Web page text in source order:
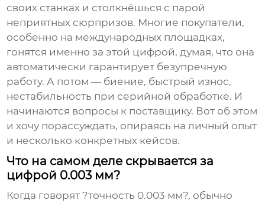
своих станках и столкнёшься с парой
неприятных сюрпризов. Многие покупатели,
особенно на международных площадках,
гонятся именно за этой цифрой, думая, что она
автоматически гарантирует безупречную
работу. А потом — биение, быстрый износ,
нестабильность при серийной обработке. И
начинаются вопросы к поставщику. Вот об этом
и хочу порассуждать, опираясь на личный опыт
и несколько конкретных кейсов.
Что на самом деле скрывается за
цифрой 0.003 мм?
Когда говорят ?точность 0.003 мм?, обычно